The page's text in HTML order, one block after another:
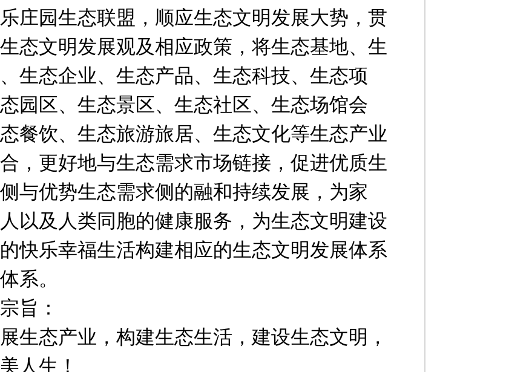
庄园生态联盟，顺应生态文明发展大势，贯
态文明发展观及相应政策，将生态基地、生
生态企业、生态产品、生态科技、生态项
园区、生态景区、生态社区、生态场馆会
餐饮、生态旅游旅居、生态文化等生态产业
，更好地与生态需求市场链接，促进优质生
与优势生态需求侧的融和持续发展，为家
以及人类同胞的健康服务，为生态文明建设
快乐幸福生活构建相应的生态文明发展体系
系。
旨：
生态产业，构建生态生活，建设生态文明，
人生！